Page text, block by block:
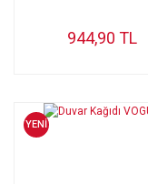
944,90 TL
YENİ